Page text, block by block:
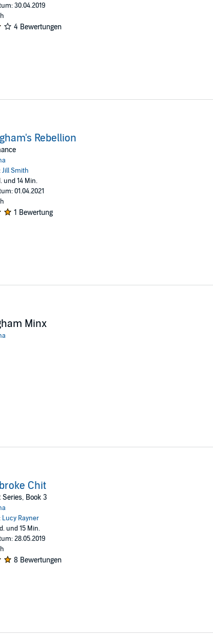
30.04.2019
4 Bewertungen
Rebellion
Jill Smith
und 14 Min.
01.04.2021
1 Bewertung
Minx
Chit
Series, Book 3
Lucy Rayner
und 15 Min.
28.05.2019
8 Bewertungen